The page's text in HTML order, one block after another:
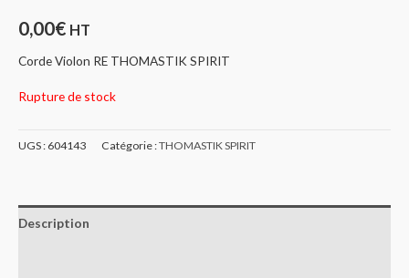
0,00€ HT
Corde Violon RE THOMASTIK SPIRIT
Rupture de stock
UGS : 604143 Catégorie :THOMASTIK SPIRIT
Description